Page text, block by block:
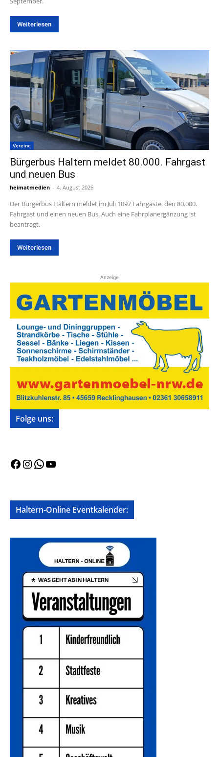
Weiterlesen
Vereine
Bürgerbus Haltern meldet 80.000. Fahrgast
und neuen Bus
heimatmedien - 4. August 2026
Der Bürgerbus Haltern meldet im Juli 1097 Fahrgäste, den 80.000.
Fahrgast und einen neuen Bus. Auch eine Fahrplanergänzung ist
beantragt.
Weiterlesen
Anzeige
Folge uns:
Facebook
Instagram
WhatsApp
YouTube
Haltern-Online Eventkalender: